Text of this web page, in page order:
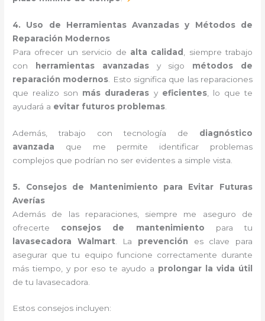
4. Uso de Herramientas Avanzadas y Métodos de
Reparación Modernos
Para ofrecer un servicio de alta calidad
, siempre trabajo
con
herramientas avanzadasy sigo métodos de
reparación modernos . Esto significa que las reparaciones
que realizo son más duraderas y eficientes, lo que te
ayudará a evitar futuros problemas
Además, trabajo con tecnología de diagnóstico
avanzada que me permite identificar problemas
complejos que podrían no ser evidentes a simple vista.
5. Consejos de Mantenimiento para Evitar Futuras
Averías
Además de las reparaciones, siempre me aseguro de
ofrecerte consejos de mantenimiento para tu
lavasecadora Walmart . La prevención es clave para
asegurar que tu equipo funcione correctamente durante
más tiempo, y por eso te ayudo a prolongar la vida útil
de tu lavasecadora.
Estos consejos incluyen: